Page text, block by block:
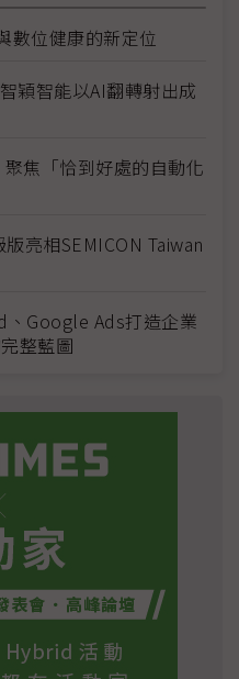
數位健康的新定位
穎智能以AI翻轉射出成
焦「恰到好處的自動化
亮相SEMICON Taiwan
Google Ads打造企業
整藍圖